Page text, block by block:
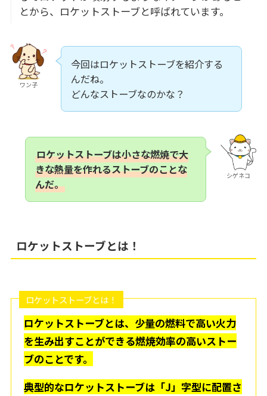
とから、ロケットストーブと呼ばれています。
ワン子
今回はロケットストーブを紹介する
んだね。
どんなストーブなのかな？
シゲネコ
ロケットストーブは小さな燃焼で大
きな熱量を作れるストーブのことな
んだ。
ロケットストーブとは！
ロケットストーブとは！
ロケットストーブとは、少量の燃料で高い火力
を生み出すことができる燃焼効率の高いストー
ブのことです。
典型的なロケットストーブは「J」字型に配置さ